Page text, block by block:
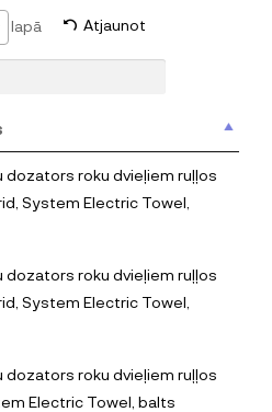
lapā Atjaunot
dozators roku dvieļiem ruļļos
System Electric Towel,
dozators roku dvieļiem ruļļos
System Electric Towel,
dozators roku dvieļiem ruļļos
Electric Towel, balts